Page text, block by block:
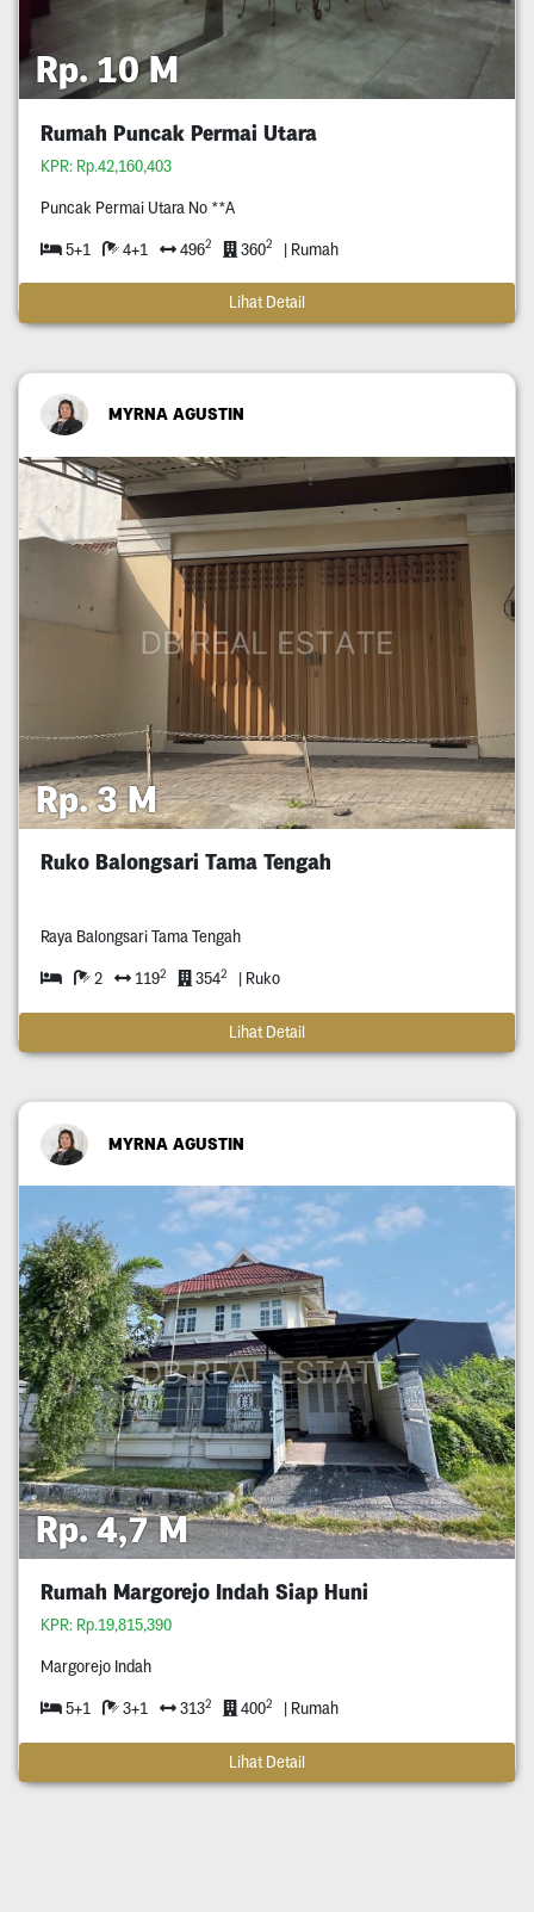
Rp. 10 M
Rumah Puncak Permai Utara
KPR: Rp.42,160,403
Puncak Permai Utara No **A
5+1 4+1 4962 3602 | Rumah
Lihat Detail
MYRNA AGUSTIN
Rp. 3 M
Ruko Balongsari Tama Tengah
Raya Balongsari Tama Tengah
2 1192 3542 | Ruko
Lihat Detail
MYRNA AGUSTIN
Rp. 4,7 M
Rumah Margorejo Indah Siap Huni
KPR: Rp.19,815,390
Margorejo Indah
5+1 3+1 3132 4002 | Rumah
Lihat Detail